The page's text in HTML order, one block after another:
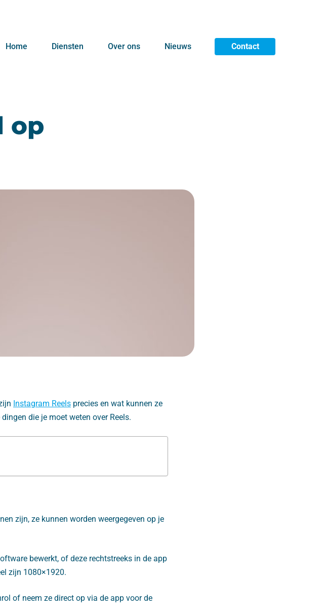
Home Diensten Over ons Nieuws Contact
op
Instagram Reels precies en wat kunnen ze
die je moet weten over Reels.
zijn, ze kunnen worden weergegeven op je
bewerkt, of deze rechtstreeks in de app
zijn 1080×1920.
of neem ze direct op via de app voor de